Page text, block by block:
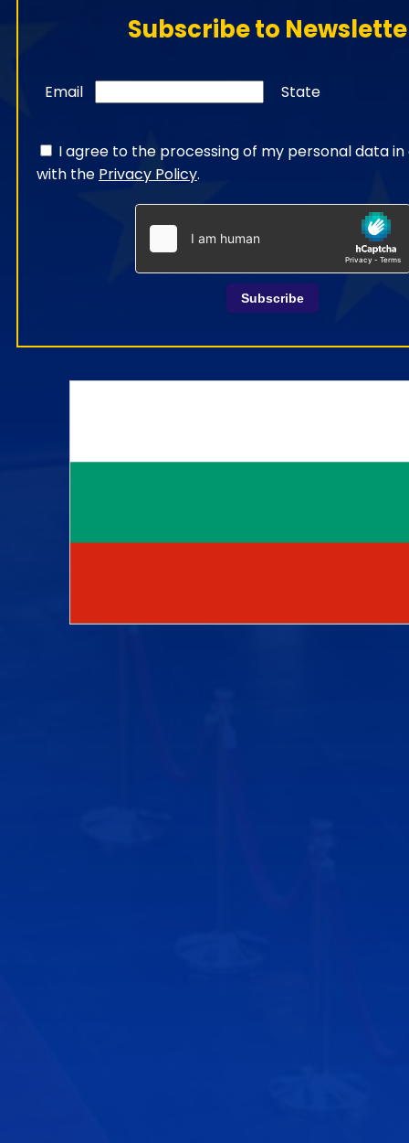
Subscribe to
Email State
I agree to the processing of my personal data
with the Privacy Policy.
Subscribe